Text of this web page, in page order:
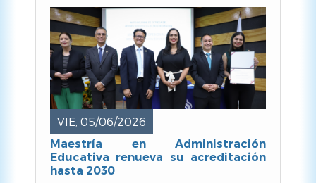
navegación
VIE, 05/06/2026
Maestría en Administración
Educativa renueva su acreditación
hasta 2030